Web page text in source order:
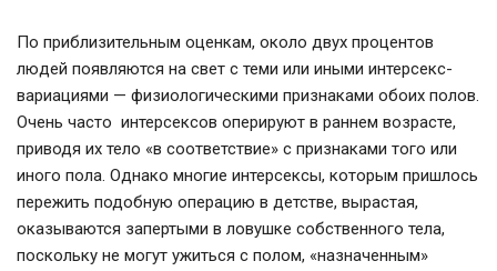
По приблизительным оценкам, около двух процентов
людей появляются на свет с теми или иными интерсекс-
вариациями — физиологическими признаками обоих полов.
Очень часто интерсексов оперируют в раннем возрасте,
приводя их тело «в соответствие» с признаками того или
иного пола. Однако многие интерсексы, которым пришлось
пережить подобную операцию в детстве, вырастая,
оказываются запертыми в ловушке собственного тела,
поскольку не могут ужиться с полом, «назначенным»